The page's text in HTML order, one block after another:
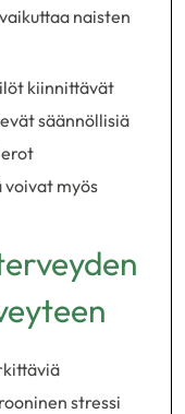
naisten
kiinnittävät
säännöllisiä
voivat myös
stressi